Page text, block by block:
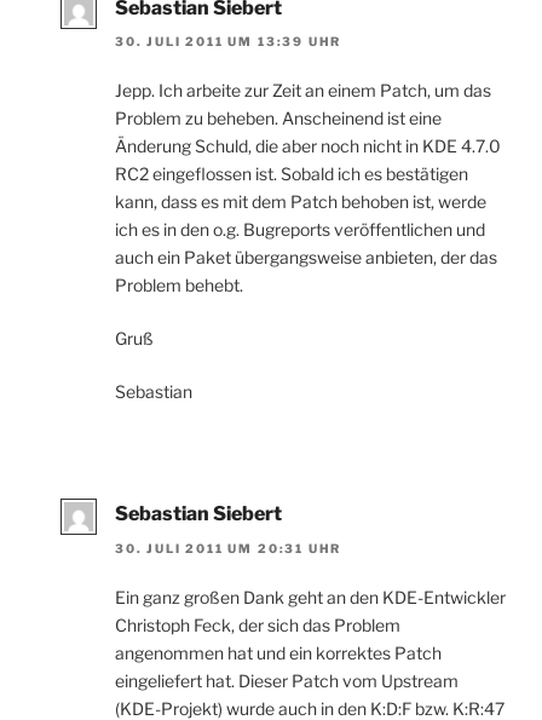
Sebastian Siebert
30. JULI 2011 UM 13:39 UHR
Jepp. Ich arbeite zur Zeit an einem Patch, um das
Problem zu beheben. Anscheinend ist eine
Änderung Schuld, die aber noch nicht in KDE 4.7.0
RC2 eingeflossen ist. Sobald ich es bestätigen
kann, dass es mit dem Patch behoben ist, werde
ich es in den o.g. Bugreports veröffentlichen und
auch ein Paket übergangsweise anbieten, der das
Problem behebt.
Gruß
Sebastian
Sebastian Siebert
30. JULI 2011 UM 20:31 UHR
Ein ganz großen Dank geht an den KDE-Entwickler
Christoph Feck, der sich das Problem
angenommen hat und ein korrektes Patch
eingeliefert hat. Dieser Patch vom Upstream
(KDE-Projekt) wurde auch in den K:D:F bzw. K:R:47